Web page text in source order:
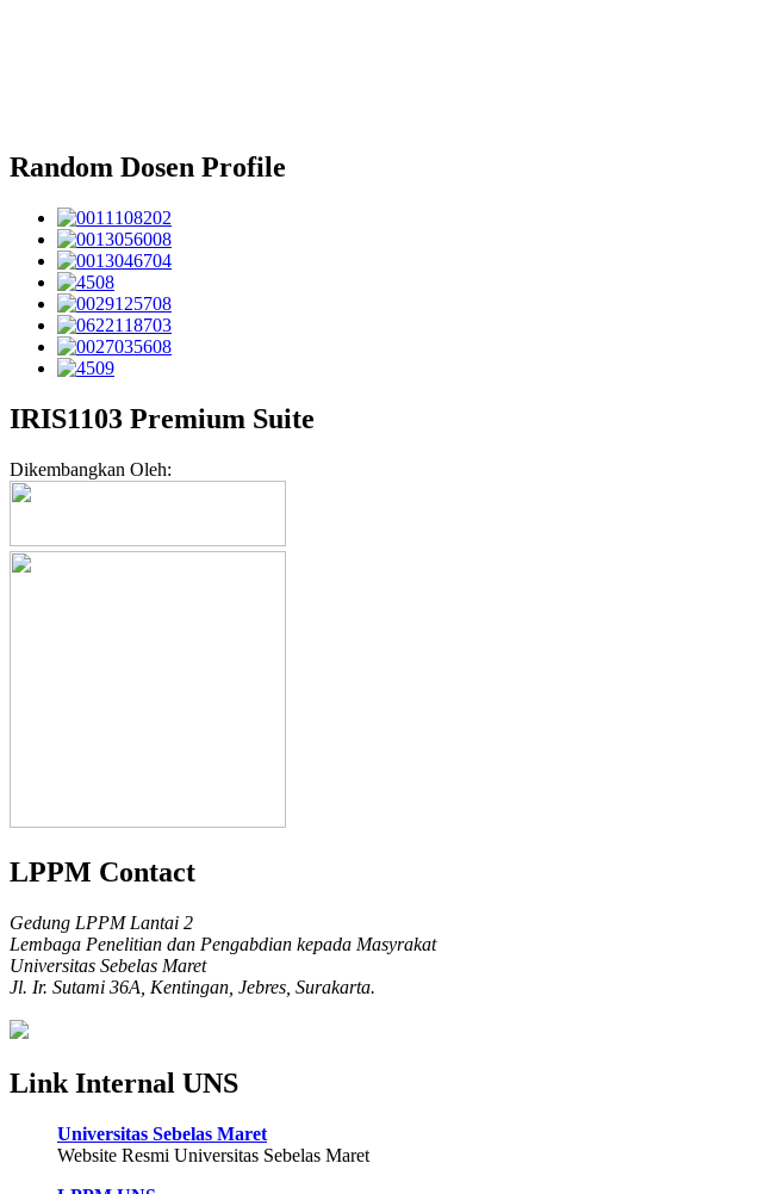
Random Dosen Profile
IRIS1103 Premium Suite
Dikembangkan Oleh:
LPPM Contact
Gedung LPPM Lantai 2
Lembaga Penelitian dan Pengabdian kepada Masyrakat
Universitas Sebelas Maret
Jl. Ir. Sutami 36A, Kentingan, Jebres, Surakarta.
Link Internal UNS
Universitas Sebelas Maret
Website Resmi Universitas Sebelas Maret